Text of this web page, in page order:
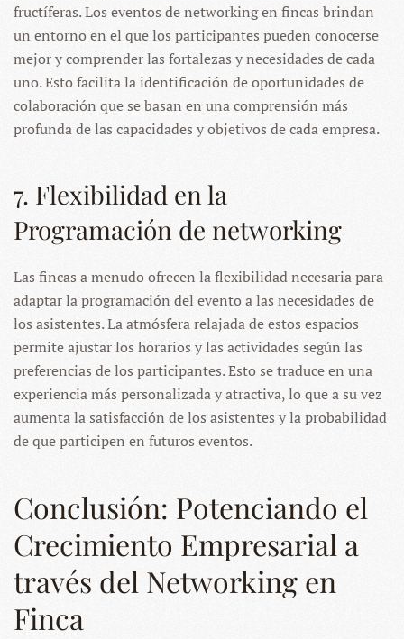
fructíferas. Los eventos de networking en fincas brindan
un entorno en el que los participantes pueden conocerse
mejor y comprender las fortalezas y necesidades de cada
uno. Esto facilita la identificación de oportunidades de
colaboración que se basan en una comprensión más
profunda de las capacidades y objetivos de cada empresa.
7. Flexibilidad en la
Programación de networking
Las fincas a menudo ofrecen la flexibilidad necesaria para
adaptar la programación del evento a las necesidades de
los asistentes. La atmósfera relajada de estos espacios
permite ajustar los horarios y las actividades según las
preferencias de los participantes. Esto se traduce en una
experiencia más personalizada y atractiva, lo que a su vez
aumenta la satisfacción de los asistentes y la probabilidad
de que participen en futuros eventos.
Conclusión: Potenciando el
Crecimiento Empresarial a
través del Networking en
Finca